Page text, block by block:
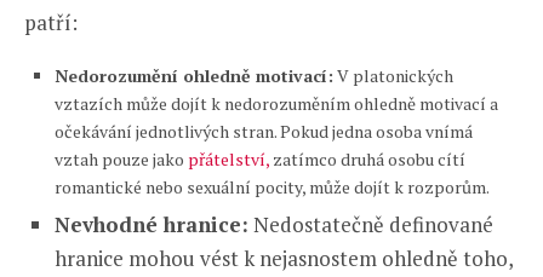
patří:
Nedorozumění ohledně motivací: V platonických
vztazích může dojít k nedorozuměním ohledně motivací a
očekávání jednotlivých stran. Pokud jedna osoba vnímá
vztah pouze jako přátelství, zatímco druhá osobu cítí
romantické nebo sexuální pocity, může dojít k rozporům.
Nevhodné hranice: Nedostatečně definované
hranice mohou vést k nejasnostem ohledně toho,